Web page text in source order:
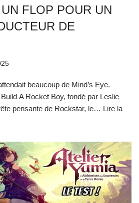
FLOP POUR UN
DE
beaucoup de Mind’s Eye.
A Rocket Boy, fondé par Leslie
pensante de Rockstar, le… Lire la